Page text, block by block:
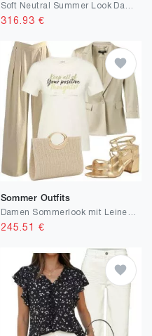
316.93 €
Sommer Outfits
245.51 €